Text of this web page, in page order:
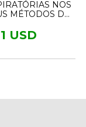
NOS
MÉTODOS DE
USD